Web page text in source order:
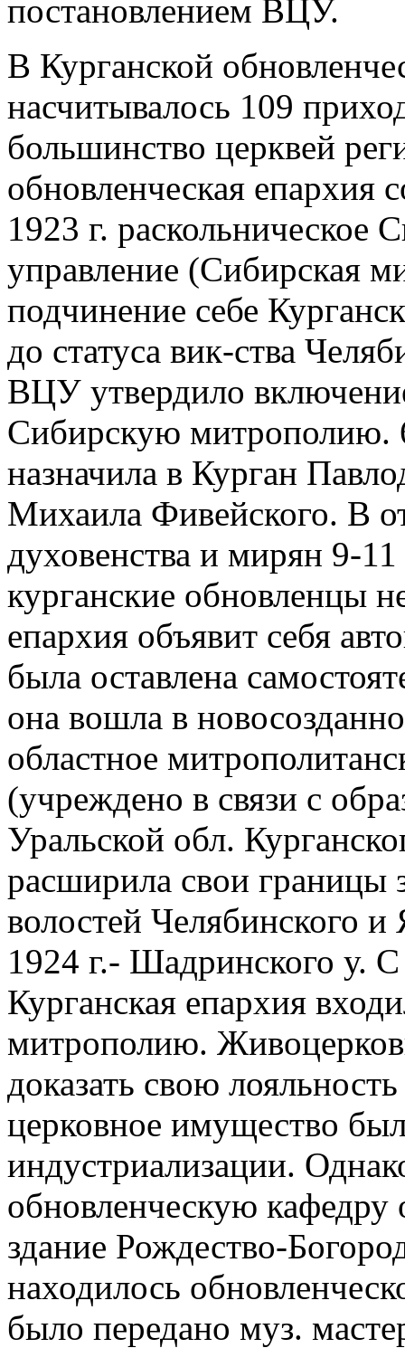
постановлением ВЦУ.
В Курганской
насчитывалось 109
большинство церквей
обновленческая епархия
1923 г. раскольническое
управление (Сибирская
подчинение себе
до статуса вик-ства
ВЦУ утвердило
Сибирскую митрополию.
назначила в Курган
Михаила Фивейского. В
духовенства и мирян 9-
курганские обновленцы
епархия объявит себя
была оставлена
она вошла в
областное
(учреждено в связи с
Уральской обл.
расширила свои границы
волостей Челябинского и
1924 г.- Шадринского у. С
Курганская епархия
митрополию.
доказать свою
церковное имущество
индустриализации.
обновленческую кафедру
здание Рождество-
находилось
было передано муз.